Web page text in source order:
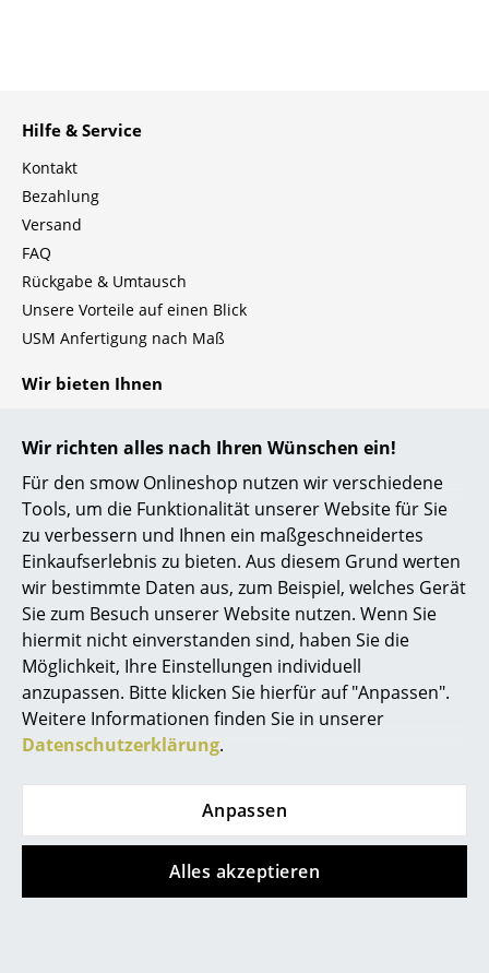
Wir richten alles nach Ihren Wünschen ein!
Für den smow Onlineshop nutzen wir verschiedene
Tools, um die Funktionalität unserer Website für Sie
zu verbessern und Ihnen ein maßgeschneidertes
Einkaufserlebnis zu bieten. Aus diesem Grund werten
wir bestimmte Daten aus, zum Beispiel, welches Gerät
Sie zum Besuch unserer Website nutzen. Wenn Sie
hiermit nicht einverstanden sind, haben Sie die
Möglichkeit, Ihre Einstellungen individuell
anzupassen. Bitte klicken Sie hierfür auf "Anpassen".
Weitere Informationen finden Sie in unserer
Datenschutzerklärung.
Anpassen
Alles akzeptieren
Bücherregale
Sideboards & Kommoden
TV Möbel
Beistell- & Rollcontainer
Garderoben
Kleinaufbewahrung
Einzelteile
... alle Aufbewahrungsmöbel
Licht
Hängeleuchten & Deckenleuchten
Tischleuchten
Stehleuchten & Leseleuchten
Bodenleuchten
Hilfe & Service
Kontakt
Bezahlung
Versand
FAQ
Rückgabe & Umtausch
Unsere Vorteile auf einen Blick
USM Anfertigung nach Maß
Wir bieten Ihnen
Schnelle Lieferung
30 Tage Rückgaberecht
Persönliche Ansprechpartner
Sichere Zahlung durch SSL-Verschlüsselung
Datenschutz
smow Stores
Berlin
Chemnitz
Düsseldorf
Essen
Hamburg
Köln
Konstanz
Leipzig
Nürnberg
Schwarzwald
Solothurn